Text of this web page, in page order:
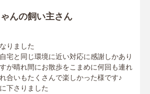
んの飼い主さん
りました
宅と同じ環境に近い対応に感謝しかあり
が晴れ間にお散歩をこまめに何回も連れ
合いもたくさんで楽しかった様です♪
下さりました